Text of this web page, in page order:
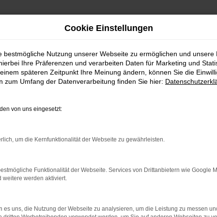
die auf der Suche nach einem Fahrzeug sind, das
Design und innovativen Features stellt der ID.5
sodass es nicht nur in der Stadt,
nicht nur ein breites Portfolio an Fahrzeugen,
Erfahrung ermöglichen es uns, Sie
viele Services rund um VW. Ob maßgeschneiderte
Händen. Wir stellen sicher, dass Ihr
Cookie Einstellungen
bestmögliche Nutzung unserer Webseite zu ermöglichen und unsere
Ihre Präferenzen und verarbeiten Daten für Marketing und
späteren Zeitpunkt Ihre Meinung ändern, können Sie die
zum Umfang der Datenverarbeitung finden Sie hier:
von uns eingesetzt:
um die Kernfunktionalität der Webseite zu gewährleisten.
Funktionalität der Webseite. Services von Drittanbietern wie Google
weitere werden aktiviert.
es uns, die Nutzung der Webseite zu analysieren, um die Leistung zu messen